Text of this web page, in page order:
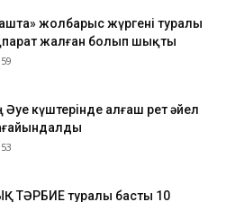
жолбарыс жүргені туралы
жалған болып шықты
Әуе күштерінде алғаш рет әйел
ТӘРБИЕ туралы басты 10